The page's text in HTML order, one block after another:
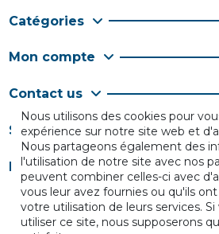
Catégories
Mon compte
Contact us
Suivez-nous
Newsletter
Nous utilisons des cookies pour
expérience sur notre site web et
Nous partageons également des
l'utilisation de notre site avec nos
peuvent combiner celles-ci avec
vous leur avez fournies ou qu'ils
votre utilisation de leurs services.
utiliser ce site, nous supposerons